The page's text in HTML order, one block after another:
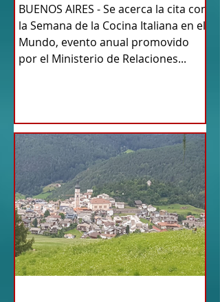
BUENOS AIRES - Se acerca la cita con
la Semana de la Cocina Italiana en el
Mundo, evento anual promovido
por el Ministerio de Relaciones...